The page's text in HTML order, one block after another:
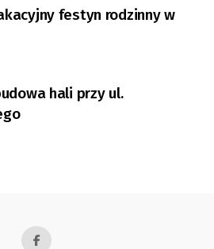
festyn rodzinny w
hali przy ul.